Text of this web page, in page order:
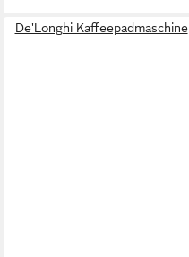
De'Longhi Kaffeepadmaschine